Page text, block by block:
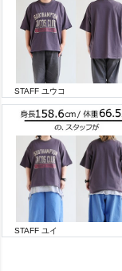
STAFF ユウコ
STAFF ユイ